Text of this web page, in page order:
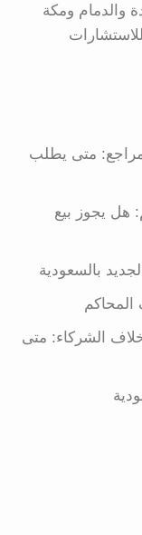
والدمام ومكة
متى يطلب
هل يجوز بيع
بالسعودية
الشركاء: متى